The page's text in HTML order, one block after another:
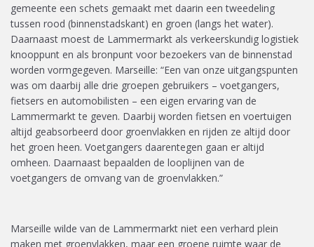
gemeente een schets gemaakt met daarin een tweedeling
tussen rood (binnenstadskant) en groen (langs het water).
Daarnaast moest de Lammermarkt als verkeerskundig logistiek
knooppunt en als bronpunt voor bezoekers van de binnenstad
worden vormgegeven. Marseille: “Een van onze uitgangspunten
was om daarbij alle drie groepen gebruikers – voetgangers,
fietsers en automobilisten – een eigen ervaring van de
Lammermarkt te geven. Daarbij worden fietsen en voertuigen
altijd geabsorbeerd door groenvlakken en rijden ze altijd door
het groen heen. Voetgangers daarentegen gaan er altijd
omheen. Daarnaast bepaalden de looplijnen van de
voetgangers de omvang van de groenvlakken.”
Marseille wilde van de Lammermarkt niet een verhard plein
maken met groenvlakken, maar een groene ruimte waar de